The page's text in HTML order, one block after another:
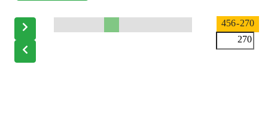
270
- 456